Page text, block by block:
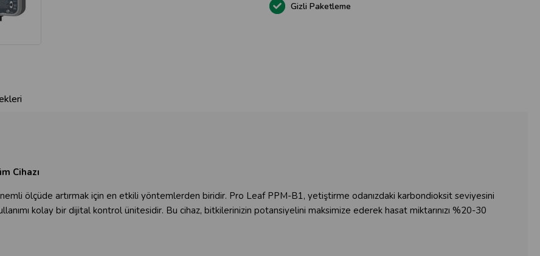
Gizli Paketleme
Cihazı
ölçüde artırmak için en etkili yöntemlerden biridir. Pro Leaf PPM-B1, yetiştirme odanızdaki karbondioksit seviyesini
kolay bir dijital kontrol ünitesidir. Bu cihaz, bitkilerinizin potansiyelini maksimize ederek hasat miktarınızı %20-30